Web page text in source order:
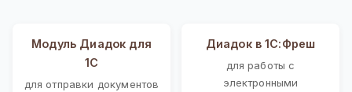
Модуль Диадок для
1С
для отправки документов
Диадок в 1С:Фреш
для работы с
электронными